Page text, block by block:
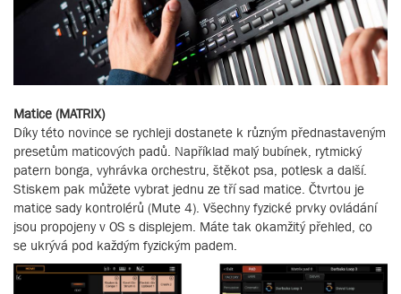
Matice (MATRIX)
Díky této novince se rychleji dostanete k různým přednastaveným
presetům maticových padů. Například malý bubínek, rytmický
patern bonga, vyhrávka orchestru, štěkot psa, potlesk a další.
Stiskem pak můžete vybrat jednu ze tří sad matice. Čtvrtou je
matice sady kontrolérů (Mute 4). Všechny fyzické prvky ovládání
jsou propojeny v OS s displejem. Máte tak okamžitý přehled, co
se ukrývá pod každým fyzickým padem.